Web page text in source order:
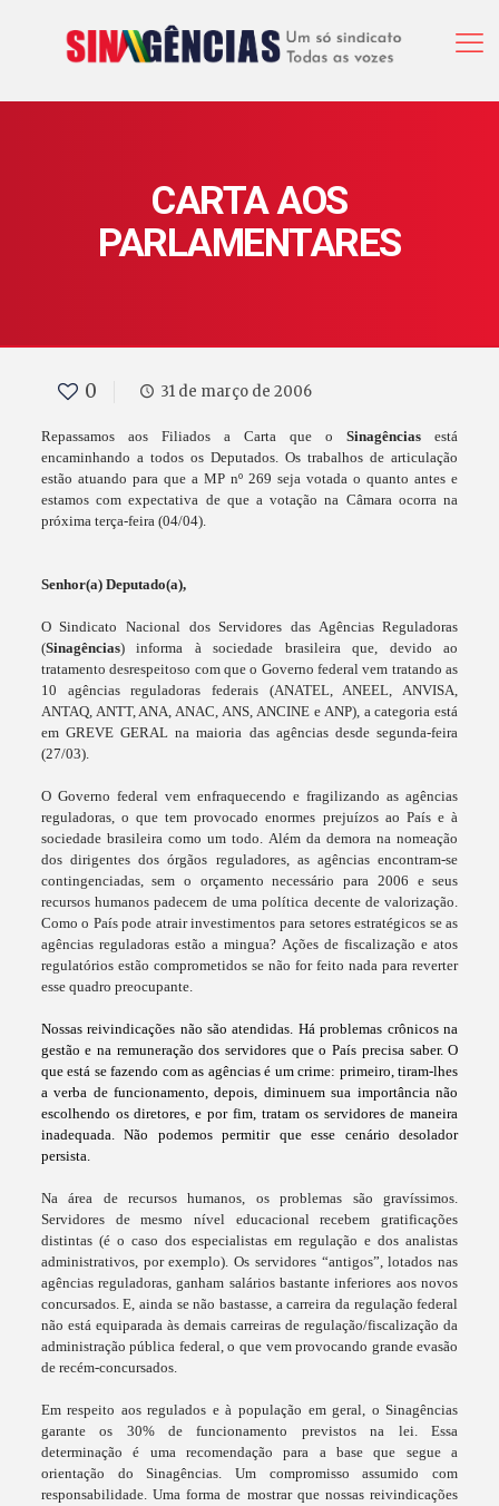
CARTA AOS
PARLAMENTARES
0 31 de março de 2006
Repassamos aos Filiados a Carta que oSinagências está
encaminhando a todos os Deputados. Os trabalhos de articulação
estão atuando para que a MP nº 269 seja votada o quanto antes e
estamos com expectativa de que a votação na Câmara ocorra na
próxima terça-feira (04/04).
Senhor(a) Deputado(a),
O Sindicato Nacional dos Servidores das Agências Reguladoras
(Sinagências) informa à sociedade brasileira que, devido ao
tratamento desrespeitoso com que o Governo federal vem tratando as
10 agências reguladoras federais (ANATEL, ANEEL, ANVISA,
ANTAQ, ANTT, ANA, ANAC, ANS, ANCINE e ANP), a categoria está
em GREVE GERAL na maioria das agências desde segunda-feira
(27/03).
O Governo federal vem enfraquecendo e fragilizando as agências
reguladoras, o que tem provocado enormes prejuízos ao País e à
sociedade brasileira como um todo. Além da demora na nomeação
dos dirigentes dos órgãos reguladores, as agências encontram-se
contingenciadas, sem o orçamento necessário para 2006 e seus
recursos humanos padecem de uma política decente de valorização.
Como o País pode atrair investimentos para setores estratégicos se as
agências reguladoras estão a mingua? Ações de fiscalização e atos
regulatórios estão comprometidos se não for feito nada para reverter
esse quadro preocupante.
Nossas reivindicações não são atendidas. Há problemas crônicos na
gestão e na remuneração dos servidores que o País precisa saber. O
que está se fazendo com as agências é um crime: primeiro, tiram-lhes
a verba de funcionamento, depois, diminuem sua importância não
escolhendo os diretores, e por fim, tratam os servidores de maneira
inadequada. Não podemos permitir que esse cenário desolador
persista.
Na área de recursos humanos, os problemas são gravíssimos.
Servidores de mesmo nível educacional recebem gratificações
distintas (é o caso dos especialistas em regulação e dos analistas
administrativos, por exemplo). Os servidores “antigos”, lotados nas
agências reguladoras, ganham salários bastante inferiores aos novos
concursados. E, ainda se não bastasse, a carreira da regulação federal
não está equiparada às demais carreiras de regulação/fiscalização da
administração pública federal, o que vem provocando grande evasão
de recém-concursados.
Em respeito aos regulados e à população em geral, o Sinagências
garante os 30% de funcionamento previstos na lei. Essa
determinação é uma recomendação para a base que segue a
orientação do Sinagências. Um compromisso assumido com
responsabilidade. Uma forma de mostrar que nossas reivindicações